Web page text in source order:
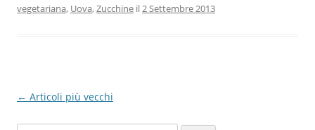
vegetariana, Uova,Zucchine il2 Settembre 2013
Navigazione
← Articoli più vecchi